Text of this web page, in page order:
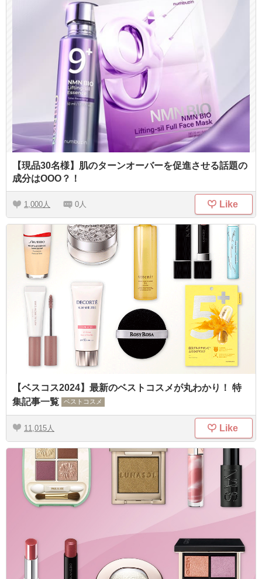
【現品30名様】肌のターンオーバーを促進させる話題の
成分はOOO？！
1,000 0 Like
【ベスコス2024】最新のベストコスメが丸わかり！ 特
集記事一覧
ベストコスメ
11,015 Like